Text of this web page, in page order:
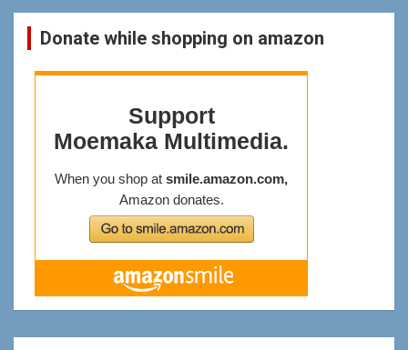
Donate while shopping on amazon